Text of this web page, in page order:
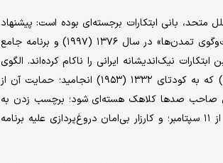
بانی ابتکارات برجسته‌ای بوده است: پیشنهاد
سال ۱۳۵۳ (۱۹۷۴) برای ایجاد منطقه عاری از سلاح هسته‌ای در خاورمیانه، ابتکار «گفت‌وگوی تمدن‌ها» در سال ۱۳۷۶ (۱۹۹۷) و برنامه جامع
جهان همواره این ابتکارات نیک‌اندیشانه ایرانی را ناکام کرده‌اند. الگوی
تاریخی آشکار است: واکنش تهاجمی غرب به ملی‌سازی نفت ایران در سال ۱۳۳۰ (۱۹۵۱) که به کودتای ۱۳۳۲ (۱۹۵۳) انجامید؛ حمایت آن از
که امکان داد اسرائیل صاحب صدها کلاهک هسته‌ای شود؛ برچسب زدن به
ایران به‌عنوان بخشی از «محور شرارت» در سال ۱۳۸۱ (۲۰۰۲)، به‌رغم همکاری ایران پس از ۱۱ سپتامبر؛ و کارزار بی‌امان دروغ‌پردازی علیه برنامه